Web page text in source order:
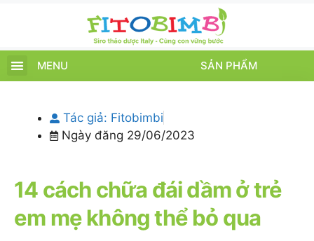
MENU SẢN PHẨM
Tác giả: Fitobimbi
Ngày đăng 29/06/2023
14 cách chữa đái dầm ở trẻ
em mẹ không thể bỏ qua